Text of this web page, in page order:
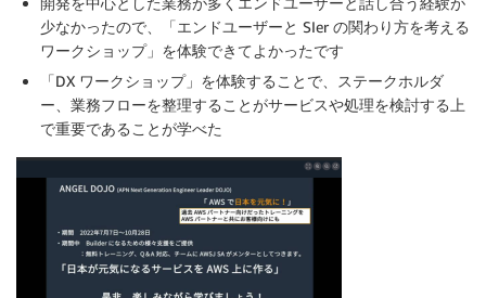
少なかったので、「エンドユーザーと SIer の関わり方を考える
ワークショップ」を体験できてよかったです
「DX ワークショップ」を体験することで、ステークホルダ
ー、業務フローを整理することがサービスや処理を検討する上
で重要であることが学べた